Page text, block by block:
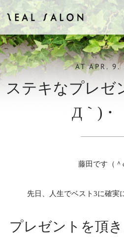
ZEAL SALON
ATAPR. 9.
ステキなプレゼ
Д｀)・
藤田です（＾
先日、人生でベスト3に確実
プレゼントを頂き